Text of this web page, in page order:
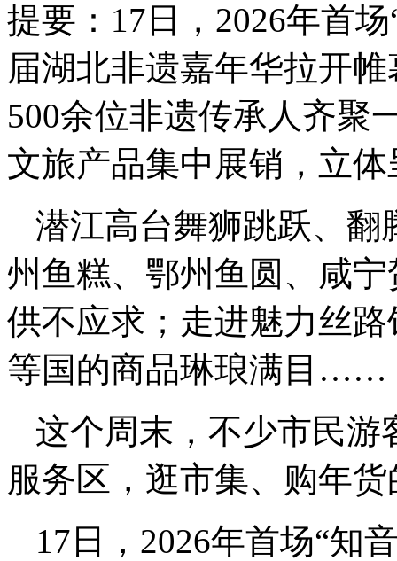
提要： 17日，2026年首
届湖北非遗嘉年华拉开
500余位非遗传承人齐聚
文旅产品集中展销，立
潜江高台舞狮跳跃、翻
州鱼糕、鄂州鱼圆、咸
供不应求；走进魅力丝
等国的商品琳琅满目……
这个周末，不少市民游
服务区，逛市集、购年
17日，2026年首场“知